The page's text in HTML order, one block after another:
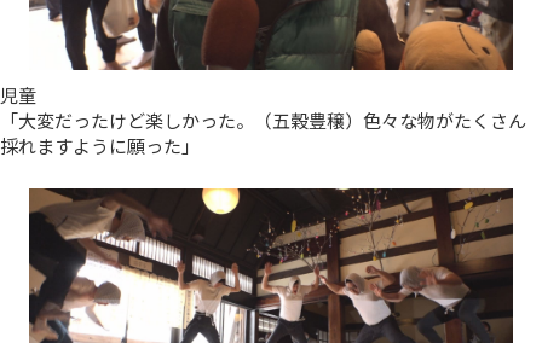
児童
「大変だったけど楽しかった。（五穀豊穣）色々な物がたくさん
採れますように願った」